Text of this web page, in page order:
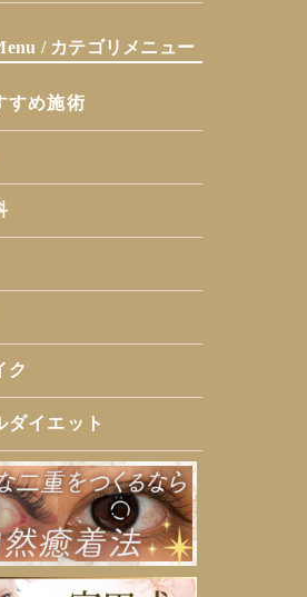
/ カテゴリメニュー
すめ施術
ク
ダイエット